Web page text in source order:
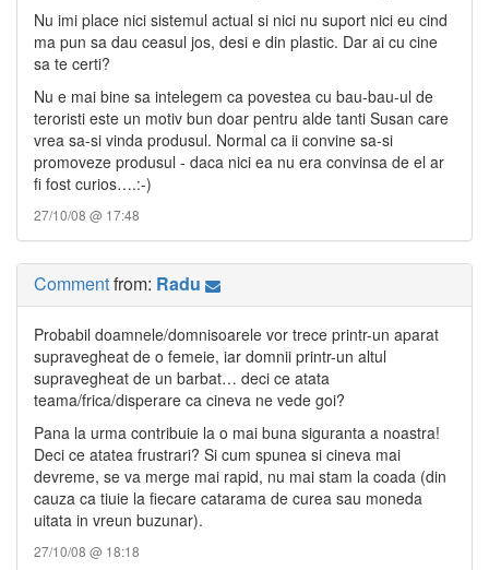
Nu imi place nici sistemul actual si nici nu suport nici eu cind
ma pun sa dau ceasul jos, desi e din plastic. Dar ai cu cine
sa te certi?
Nu e mai bine sa intelegem ca povestea cu bau-bau-ul de
teroristi este un motiv bun doar pentru alde tanti Susan care
vrea sa-si vinda produsul. Normal ca ii convine sa-si
promoveze produsul - daca nici ea nu era convinsa de el ar
fi fost curios….:-)
27/10/08 @ 17:48
Commentfrom: Radu
Probabil doamnele/domnisoarele vor trece printr-un aparat
supravegheat de o femeie, iar domnii printr-un altul
supravegheat de un barbat… deci ce atata
teama/frica/disperare ca cineva ne vede goi?
Pana la urma contribuie la o mai buna siguranta a noastra!
Deci ce atatea frustrari? Si cum spunea si cineva mai
devreme, se va merge mai rapid, nu mai stam la coada (din
cauza ca tiuie la fiecare catarama de curea sau moneda
uitata in vreun buzunar).
27/10/08 @ 18:18